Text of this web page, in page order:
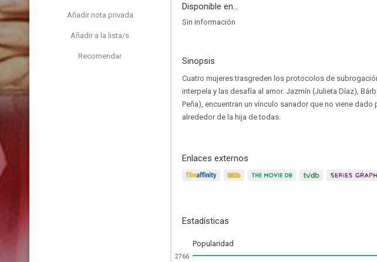
Añadir nota privada
Añadir a la lista/s
Recomendar
Disponible en...
Sin información
Sinopsis
Cuatro mujeres trasgreden los protocolos de
interpela y las desafía al amor. Jazmín (Julieta Díaz),
Peña), encuentran un vínculo sanador que no viene
alrededor de la hija de todas.
Enlaces externos
Estadísticas
Popularidad
2766